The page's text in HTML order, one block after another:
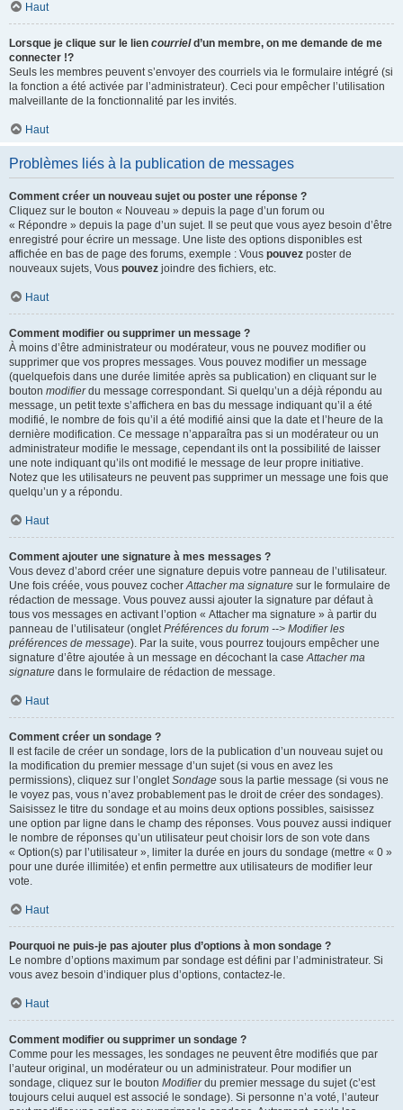
Haut
Lorsque je clique sur le lien courrield’un membre, on me demande de me
connecter !?
Seuls les membres peuvent s’envoyer des courriels via le formulaire intégré (si
la fonction a été activée par l’administrateur). Ceci pour empêcher l’utilisation
malveillante de la fonctionnalité par les invités.
Haut
Problèmes liés à la publication de messages
Comment créer un nouveau sujet ou poster une réponse ?
Cliquez sur le bouton « Nouveau » depuis la page d’un forum ou
« Répondre » depuis la page d’un sujet. Il se peut que vous ayez besoin d’être
enregistré pour écrire un message. Une liste des options disponibles est
affichée en bas de page des forums, exemple : Vous pouvez poster de
nouveaux sujets, Vous pouvez joindre des fichiers, etc.
Haut
Comment modifier ou supprimer un message ?
À moins d’être administrateur ou modérateur, vous ne pouvez modifier ou
supprimer que vos propres messages. Vous pouvez modifier un message
(quelquefois dans une durée limitée après sa publication) en cliquant sur le
bouton modifierdu message correspondant. Si quelqu’un a déjà répondu au
message, un petit texte s’affichera en bas du message indiquant qu’il a été
modifié, le nombre de fois qu’il a été modifié ainsi que la date et l’heure de la
dernière modification. Ce message n’apparaîtra pas si un modérateur ou un
administrateur modifie le message, cependant ils ont la possibilité de laisser
une note indiquant qu’ils ont modifié le message de leur propre initiative.
Notez que les utilisateurs ne peuvent pas supprimer un message une fois que
quelqu’un y a répondu.
Haut
Comment ajouter une signature à mes messages ?
Vous devez d’abord créer une signature depuis votre panneau de l’utilisateur.
Une fois créée, vous pouvez cocherAttacher ma signature sur le formulaire de
rédaction de message. Vous pouvez aussi ajouter la signature par défaut à
tous vos messages en activant l’option « Attacher ma signature » à partir du
panneau de l’utilisateur (ongletPréférences du forum --> Modifier les
préférences de message). Par la suite, vous pourrez toujours empêcher une
signature d’être ajoutée à un message en décochant la caseAttacher ma
signature dans le formulaire de rédaction de message.
Haut
Comment créer un sondage ?
Il est facile de créer un sondage, lors de la publication d’un nouveau sujet ou
la modification du premier message d’un sujet (si vous en avez les
permissions), cliquez sur l’ongletSondage sous la partie message (si vous ne
le voyez pas, vous n’avez probablement pas le droit de créer des sondages).
Saisissez le titre du sondage et au moins deux options possibles, saisissez
une option par ligne dans le champ des réponses. Vous pouvez aussi indiquer
le nombre de réponses qu’un utilisateur peut choisir lors de son vote dans
« Option(s) par l’utilisateur », limiter la durée en jours du sondage (mettre « 0 »
pour une durée illimitée) et enfin permettre aux utilisateurs de modifier leur
vote.
Haut
Pourquoi ne puis-je pas ajouter plus d’options à mon sondage ?
Le nombre d’options maximum par sondage est défini par l’administrateur. Si
vous avez besoin d’indiquer plus d’options, contactez-le.
Haut
Comment modifier ou supprimer un sondage ?
Comme pour les messages, les sondages ne peuvent être modifiés que par
l’auteur original, un modérateur ou un administrateur. Pour modifier un
sondage, cliquez sur le bouton Modifierdu premier message du sujet (c’est
toujours celui auquel est associé le sondage). Si personne n’a voté, l’auteur